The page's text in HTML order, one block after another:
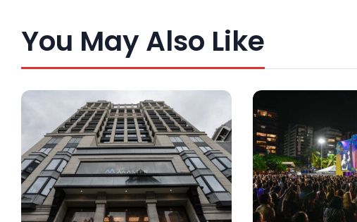
You May Also Like